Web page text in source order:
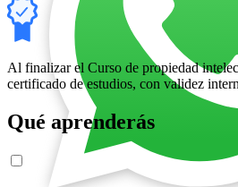
Al finalizar el Curso de propiedad
certificado de estudios, con validez
Qué aprenderás